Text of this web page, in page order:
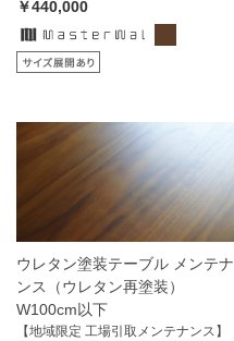
￥440,000
ウレタン塗装テーブル メンテナ
ンス（ウレタン再塗装）
W100cm以下
【地域限定 工場引取メンテナンス】